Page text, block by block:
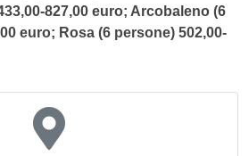
827,00 euro; Arcobaleno (6
euro; Rosa (6 persone) 502,00-